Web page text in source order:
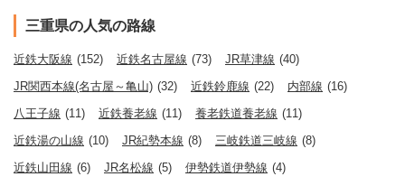
三重県の人気の路線
近鉄大阪線 (152) 近鉄名古屋線 (73) JR草津線 (40)
JR関西本線(名古屋～亀山) (32) 近鉄鈴鹿線 (22) 内部線 (16)
八王子線 (11) 近鉄養老線 (11) 養老鉄道養老線 (11)
近鉄湯の山線 (10) JR紀勢本線 (8) 三岐鉄道三岐線 (8)
近鉄山田線 (6) JR名松線 (5) 伊勢鉄道伊勢線 (4)